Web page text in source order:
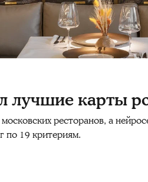
лучшие карты
ресторанов, а
по 19 критериям.